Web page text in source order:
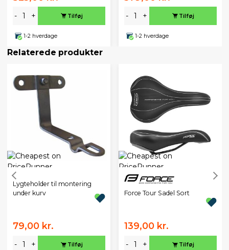
- + Tilføj
1-2 hverdage
- + Tilføj
1-2 hverdage
Relaterede produkter
Lygteholder til montering
under kurv
79,00 kr.
- + Tilføj
Force Tour Sadel Sort
139,00 kr.
- + Tilføj